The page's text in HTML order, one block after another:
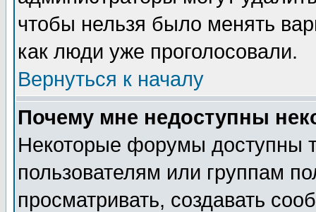
чтобы нельзя было менять
как люди уже проголосовали.
Вернуться к началу
Почему мне недоступны
Некоторые форумы доступны
пользователям или группам
просматривать, создавать